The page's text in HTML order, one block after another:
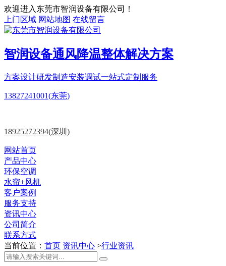
欢迎进入东莞市智润设备有限公司！
上门区域 网站地图 在线留言
智润设备通风降温整体解决方案
方案设计研发制造安装调试一站式定制服务
13827241001(东莞)
18925272394(深圳)
网站首页
产品中心
环保空调
水帘+风机
客户案例
服务支持
资讯中心
公司简介
联系方式
当前位置： 首页 资讯中心 >行业资讯